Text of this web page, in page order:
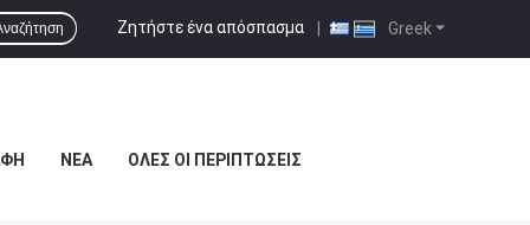
Greek
Ζητήστε ένα απόσπασμα |
ΝΈΑ ΌΛΕΣ ΟΙ ΠΕΡΙΠΤΏΣΕΙΣ